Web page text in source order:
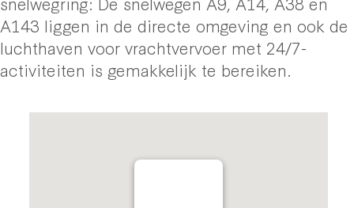
A143 liggen in de directe omgeving en ook de
luchthaven voor vrachtvervoer met 24/7-
activiteiten is gemakkelijk te bereiken.